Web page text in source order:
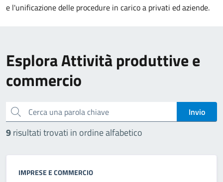
e l'unificazione delle procedure in carico a privati ed aziende.
Esplora Attività produttive e
commercio
Cerca una parola chiave Invio
9risultati trovati in ordine alfabetico
IMPRESE E COMMERCIO